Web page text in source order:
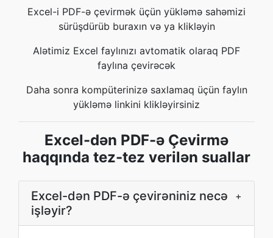
Excel-i PDF-ə çevirmək üçün yükləmə sahəmizi
sürüşdürüb buraxın və ya klikləyin
Alətimiz Excel faylınızı avtomatik olaraq PDF
faylına çevirəcək
Daha sonra kompüterinizə saxlamaq üçün faylın
yükləmə linkini klikləyirsiniz
Excel-dən PDF-ə Çevirmə
haqqında tez-tez verilən suallar
Excel-dən PDF-ə çevirəniniz necə
işləyir?
+